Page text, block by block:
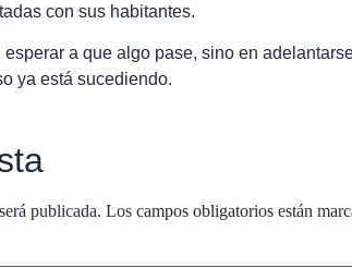
con sus habitantes.
a que algo pase, sino en
ya está sucediendo.
publicada. Los campos obligatorios están